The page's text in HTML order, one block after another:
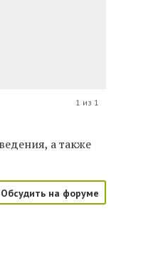
1 из 1
а также
Обсудить на форуме